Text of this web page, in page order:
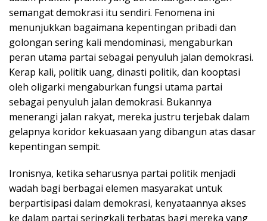
semangat demokrasi itu sendiri. Fenomena ini
menunjukkan bagaimana kepentingan pribadi dan
golongan sering kali mendominasi, mengaburkan
peran utama partai sebagai penyuluh jalan demokrasi.
Kerap kali, politik uang, dinasti politik, dan kooptasi
oleh oligarki mengaburkan fungsi utama partai
sebagai penyuluh jalan demokrasi. Bukannya
menerangi jalan rakyat, mereka justru terjebak dalam
gelapnya koridor kekuasaan yang dibangun atas dasar
kepentingan sempit.
Ironisnya, ketika seharusnya partai politik menjadi
wadah bagi berbagai elemen masyarakat untuk
berpartisipasi dalam demokrasi, kenyataannya akses
ke dalam partai seringkali terbatas bagi mereka yang